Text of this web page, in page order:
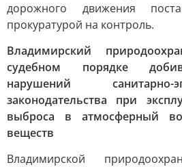
дорожного движения
прокуратурой на контроль.
Владимирский
судебном порядке
нарушений санитарно-
законодательства при
выброса в атмосферный
веществ
Владимирской